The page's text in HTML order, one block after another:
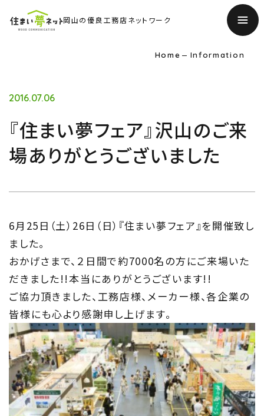
岡山の優良工務店ネットワーク
TOP
About
住まい夢ネットとは
Concept
ウッド・コミュ二ケーション
Philosophy
私たちの目指す家づくり
Home Information
2016.07.06
『住まい夢フェア』沢山のご来
場ありがとうございました
6月25日（土）26日（日）『住まい夢フェア』を開催致し
ました。
おかげさまで、２日間で約7000名の方にご来場いた
だきました!!本当にありがとうございます!!
ご協力頂きました、工務店様、メーカー様、各企業の
皆様にも心より感謝申し上げます。